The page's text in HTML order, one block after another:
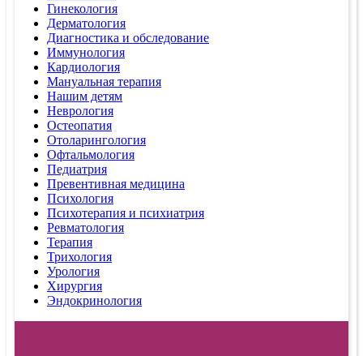
Гинекология
Дерматология
Диагностика и обследование
Иммунология
Кардиология
Мануальная терапия
Нашим детям
Неврология
Остеопатия
Отоларингология
Офтальмология
Педиатрия
Превентивная медицина
Психология
Психотерапия и психиатрия
Ревматология
Терапия
Трихология
Урология
Хирургия
Эндокринология